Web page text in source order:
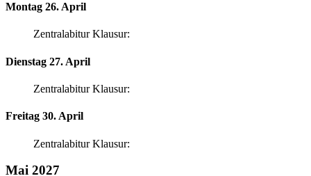
Montag 26. April
Zentralabitur Klausur:
Dienstag 27. April
Zentralabitur Klausur:
Freitag 30. April
Zentralabitur Klausur:
Mai 2027